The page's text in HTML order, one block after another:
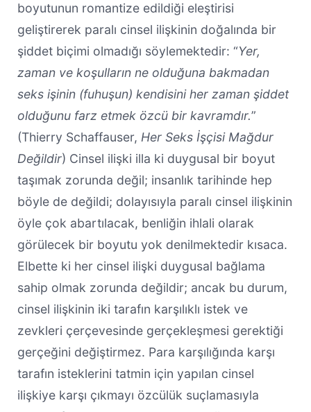
boyutunun romantize edildiği eleştirisi
geliştirerek paralı cinsel ilişkinin doğalında bir
şiddet biçimi olmadığı söylemektedir: “Yer,
zaman ve koşulların ne olduğuna bakmadan
seks işinin (fuhuşun) kendisini her zaman şiddet
olduğunu farz etmek özcü bir kavramdır.”
(Thierry Schaffauser, Her Seks İşçisi Mağdur
Değildir) Cinsel ilişki illa ki duygusal bir boyut
taşımak zorunda değil; insanlık tarihinde hep
böyle de değildi; dolayısıyla paralı cinsel ilişkinin
öyle çok abartılacak, benliğin ihlali olarak
görülecek bir boyutu yok denilmektedir kısaca.
Elbette ki her cinsel ilişki duygusal bağlama
sahip olmak zorunda değildir; ancak bu durum,
cinsel ilişkinin iki tarafın karşılıklı istek ve
zevkleri çerçevesinde gerçekleşmesi gerektiği
gerçeğini değiştirmez. Para karşılığında karşı
tarafın isteklerini tatmin için yapılan cinsel
ilişkiye karşı çıkmayı özcülük suçlamasıyla